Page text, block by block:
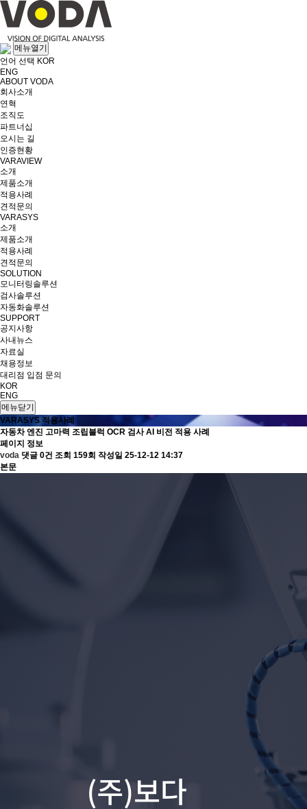
메뉴열기
언어 선택 KOR
ENG
ABOUT VODA
회사소개
연혁
조직도
파트너십
오시는 길
인증현황
VARAVIEW
소개
제품소개
적용사례
견적문의
VARASYS
소개
제품소개
적용사례
견적문의
SOLUTION
모니터링솔루션
검사솔루션
자동화솔루션
SUPPORT
공지사항
사내뉴스
자료실
채용정보
대리점 입점 문의
KOR
ENG
메뉴닫기
VARASYS 적용사례
자동차 엔진 고마력 조립블럭 OCR 검사 AI 비전 적용 사례
페이지 정보
voda 댓글 0건 조회 159회 작성일 25-12-12 14:37
본문